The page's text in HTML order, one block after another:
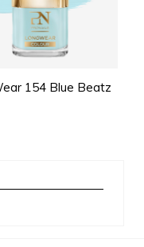
154 Blue Beatz